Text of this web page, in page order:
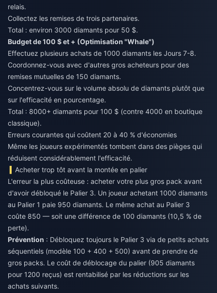
relais.
Collectez les remises de trois partenaires.
Total : environ 3000 diamants pour 50 $.
Budget de 100 $ et + (Optimisation "Whale")
Effectuez plusieurs achats de 1000 diamants les Jours 7-8.
Coordonnez-vous avec d'autres gros acheteurs pour des
remises mutuelles de 150 diamants.
Concentrez-vous sur le volume absolu de diamants plutôt que
sur l'efficacité en pourcentage.
Total : 8000+ diamants pour 100 $ (contre 4000 en boutique
classique).
Erreurs courantes qui coûtent 20 à 40 % d'économies
Même les joueurs expérimentés tombent dans des pièges qui
réduisent considérablement l'efficacité.
Acheter trop tôt avant la montée en palier
L'erreur la plus coûteuse : acheter votre plus gros pack avant
d'avoir débloqué le Palier 3. Un joueur achetant 1000 diamants
au Palier 1 paie 950 diamants. Le même achat au Palier 3
coûte 850 — soit une différence de 100 diamants (10,5 % de
perte).
Prévention : Débloquez toujours le Palier 3 via de petits achats
séquentiels (modèle 100 + 400 + 500) avant de prendre de
gros packs. Le coût de déblocage du palier (905 diamants
pour 1200 reçus) est rentabilisé par les réductions sur les
achats suivants.